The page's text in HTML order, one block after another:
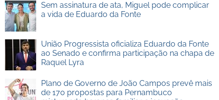
Sem assinatura de ata, Miguel pode complicar
a vida de Eduardo da Fonte
União Progressista oficializa Eduardo da Fonte
ao Senado e confirma participação na chapa de
Raquel Lyra
Plano de Governo de João Campos prevê mais
de 170 propostas para Pernambuco